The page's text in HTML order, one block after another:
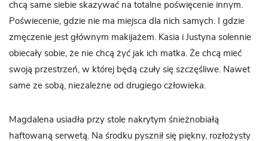
chcą same siebie skazywać na totalne poświęcenie innym.
Poświecenie, gdzie nie ma miejsca dla nich samych. I gdzie
zmęczenie jest głównym makijażem. Kasia i Justyna solennie
obiecały sobie, że nie chcą żyć jak ich matka. Że chcą mieć
swoją przestrzeń, w której będą czuły się szczęśliwe. Nawet
same ze sobą, niezależne od drugiego człowieka.
Magdalena usiadła przy stole nakrytym śnieżnobiałą
haftowaną serwetą. Na środku pysznił się piękny, rozłożysty